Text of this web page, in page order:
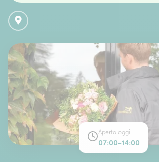
Aperto oggi
07:00-14:00